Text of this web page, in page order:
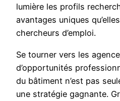
lumière les profils
avantages uniques
chercheurs d’emploi.
Se tourner vers les
d’opportunités
du bâtiment n’est pas
une stratégie gagnante.